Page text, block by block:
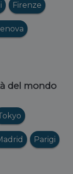
Firenze
del mondo
Parigi